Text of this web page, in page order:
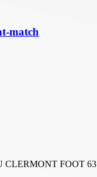
match
CLERMONT FOOT 63